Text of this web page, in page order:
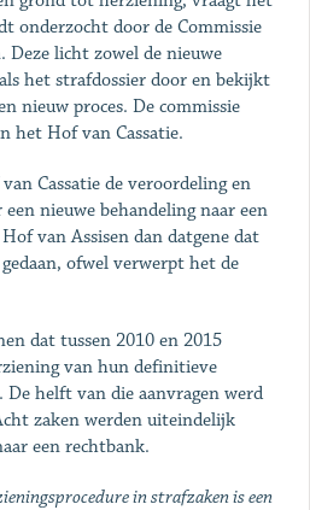
onderzocht door de Commissie
licht zowel de nieuwe
het strafdossier door en bekijkt
nieuw proces. De commissie
het Hof van Cassatie.
Cassatie de veroordeling en
nieuwe behandeling naar een
van Assisen dan datgene dat
ofwel verwerpt het de
dat tussen 2010 en 2015
van hun definitieve
De helft van die aanvragen werd
zaken werden uiteindelijk
een rechtbank.
in strafzaken is een